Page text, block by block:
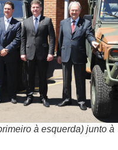
à esquerda) junto à